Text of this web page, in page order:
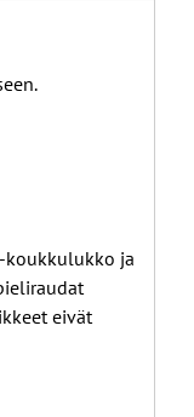
koukkulukko ja
eivät